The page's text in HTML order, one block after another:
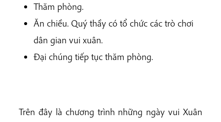
Thăm phòng.
Ăn chiều. Quý thầy có tổ chức các trò chơi
dân gian vui xuân.
Đại chúng tiếp tục thăm phòng.
Trên đây là chương trình những ngày vui Xuân